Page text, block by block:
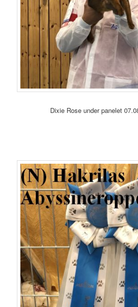
Dixie Rose under panelet